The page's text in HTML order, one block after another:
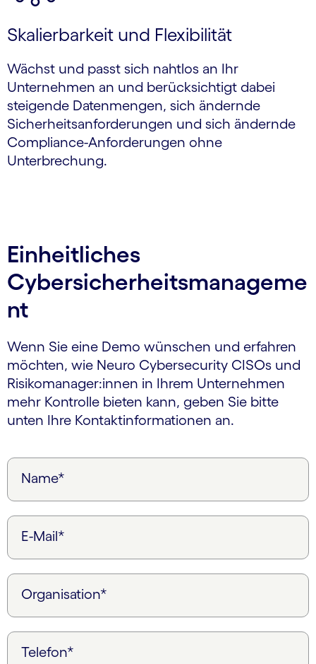
Skalierbarkeit und Flexibilität
Wächst und passt sich nahtlos an Ihr
Unternehmen an und berücksichtigt dabei
steigende Datenmengen, sich ändernde
Sicherheitsanforderungen und sich ändernde
Compliance-Anforderungen ohne
Unterbrechung.
Einheitliches
Cybersicherheitsmanageme
nt
Wenn Sie eine Demo wünschen und erfahren
möchten, wie Neuro Cybersecurity CISOs und
Risikomanager:innen in Ihrem Unternehmen
mehr Kontrolle bieten kann, geben Sie bitte
unten Ihre Kontaktinformationen an.
Name*
E-Mail*
Organisation*
Telefon*